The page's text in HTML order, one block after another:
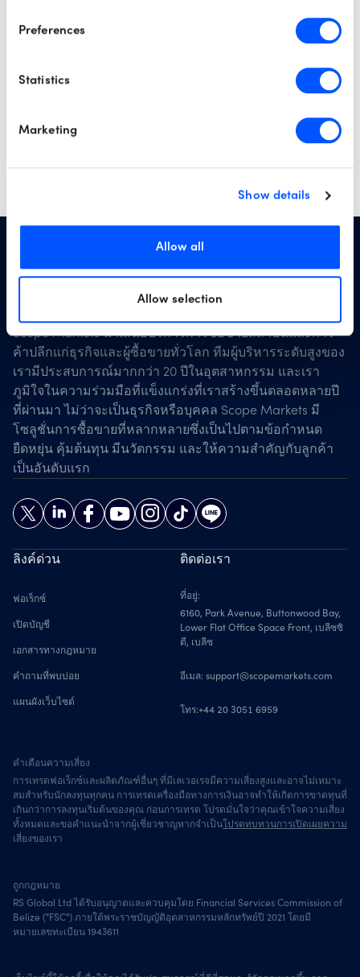
Preferences
Statistics
Marketing
Show details
Allow all
Allow selection
Scope Markets นำเสนอบริการการซื้อขายสถาบันและการ
ค้าปลีกแก่ธุรกิจและผู้ซื้อขายทั่วโลก ทีมผู้บริหารระดับสูงของ
เรามีประสบการณ์มากกว่า 20 ปีในอุตสาหกรรม และเรา
ภูมิใจในความร่วมมือที่แข็งแกร่งที่เราสร้างขึ้นตลอดหลายปี
ที่ผ่านมา ไม่ว่าจะเป็นธุรกิจหรือบุคคล Scope Markets มี
โซลูชั่นการซื้อขายที่หลากหลายซึ่งเป็นไปตามข้อกำหนด
ยืดหยุ่น คุ้มต้นทุน มีนวัตกรรม และให้ความสำคัญกับลูกค้า
เป็นอันดับแรก
ลิงค์ด่วน
ฟอเร็กซ์
เปิดบัญชี
เอกสารทางกฎหมาย
คำถามที่พบบ่อย
แผนผังเว็บไซต์
ติดต่อเรา
ที่อยู่:
6160, Park Avenue, Buttonwood Bay,
Lower Flat Office Space Front, เบลีซซิ
ตี, เบลีซ
อีเมล: support@scopemarkets.com
โทร:+44 20 3051 6959
คำเตือนความเสี่ยง
การเทรดฟอเร็กซ์และผลิตภัณฑ์อื่นๆ ที่มีเลเวอเรจมีความเสี่ยงสูงและอาจไม่เหมาะ
สมสำหรับนักลงทุนทุกคน การเทรดเครื่องมือทางการเงินอาจทำให้เกิดการขาดทุนที่
เกินกว่าการลงทุนเริ่มต้นของคุณ ก่อนการเทรด โปรดมั่นใจว่าคุณเข้าใจความเสี่ยง
ทั้งหมดและขอคำแนะนำจากผู้เชี่ยวชาญหากจำเป็นโปรดทบทวนการเปิดเผยความ
เสี่ยงของเรา
ถูกกฎหมาย
RS Global Ltd ได้รับอนุญาตและควบคุมโดย Financial Services Commission of
Belize ("FSC") ภายใต้พระราชบัญญัติอุตสาหกรรมหลักทรัพย์ปี 2021 โดยมี
หมายเลขทะเบียน 1943611